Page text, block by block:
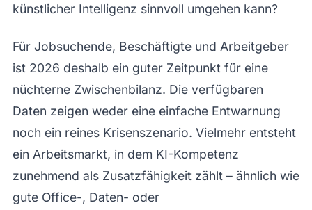
künstlicher Intelligenz sinnvoll umgehen kann?
Für Jobsuchende, Beschäftigte und Arbeitgeber
ist 2026 deshalb ein guter Zeitpunkt für eine
nüchterne Zwischenbilanz. Die verfügbaren
Daten zeigen weder eine einfache Entwarnung
noch ein reines Krisenszenario. Vielmehr entsteht
ein Arbeitsmarkt, in dem KI-Kompetenz
zunehmend als Zusatzfähigkeit zählt – ähnlich wie
gute Office-, Daten- oder